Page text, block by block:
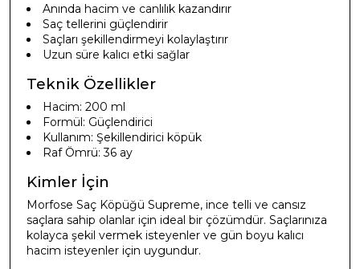
Anında hacim ve canlılık kazandırır
Saç tellerini güçlendirir
Saçları şekillendirmeyi kolaylaştırır
Uzun süre kalıcı etki sağlar
Teknik Özellikler
Hacim: 200 ml
Formül: Güçlendirici
Kullanım: Şekillendirici köpük
Raf Ömrü: 36 ay
Kimler İçin
Morfose Saç Köpüğü Supreme, ince telli ve cansız
saçlara sahip olanlar için ideal bir çözümdür. Saçlarınıza
kolayca şekil vermek isteyenler ve gün boyu kalıcı
hacim isteyenler için uygundur.